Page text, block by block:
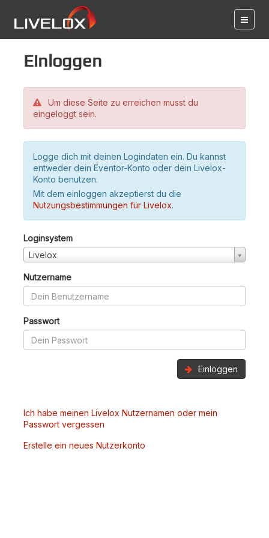
Einloggen
Um diese Seite zu erreichen musst du
eingeloggt sein.
Logge dich mit deinen Logindaten ein. Du kannst
entweder dein Eventor-Konto oder dein Livelox-
Konto benutzen.
Mit dem einloggen akzeptierst du die
Nutzungsbestimmungen für Livelox.
Loginsystem
Livelox
Nutzername
Passwort
Einloggen
Ich habe meinen Livelox Nutzernamen oder mein
Passwort vergessen
Erstelle ein neues Nutzerkonto